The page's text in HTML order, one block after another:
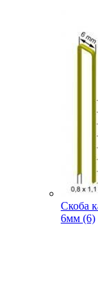
Скоба
6мм (6)